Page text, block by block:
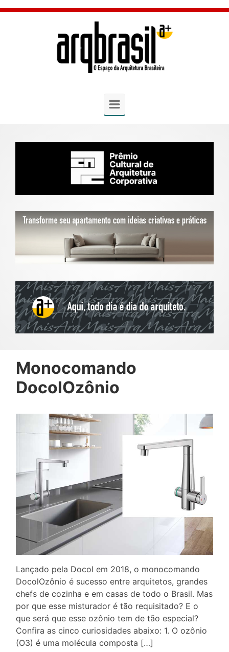
Skip to main content
Monocomando
DocolOzônio
Lançado pela Docol em 2018, o monocomando
DocolOzônio é sucesso entre arquitetos, grandes
chefs de cozinha e em casas de todo o Brasil. Mas
por que esse misturador é tão requisitado? E o
que será que esse ozônio tem de tão especial?
Confira as cinco curiosidades abaixo: 1. O ozônio
(O3) é uma molécula composta […]